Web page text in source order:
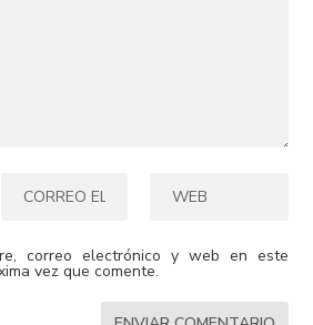
correo electrónico y web en este
vez que comente.